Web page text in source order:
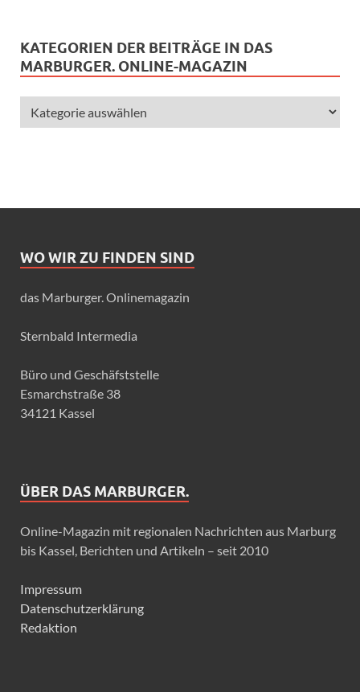
KATEGORIEN DER BEITRÄGE IN DAS
MARBURGER. ONLINE-MAGAZIN
WO WIR ZU FINDEN SIND
das Marburger. Onlinemagazin
Sternbald Intermedia
Büro und Geschäfststelle
Esmarchstraße 38
34121 Kassel
ÜBER DAS MARBURGER.
Online-Magazin mit regionalen Nachrichten aus Marburg
bis Kassel, Berichten und Artikeln – seit 2010
Impressum
Datenschutzerklärung
Redaktion